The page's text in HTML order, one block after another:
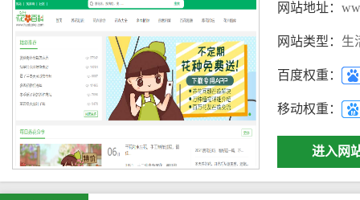
网站地址：
网站类型： 生
百度权重：
移动权重：
进入网